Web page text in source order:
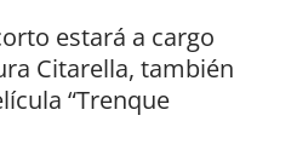
estará a cargo
Citarella, también
“Trenque